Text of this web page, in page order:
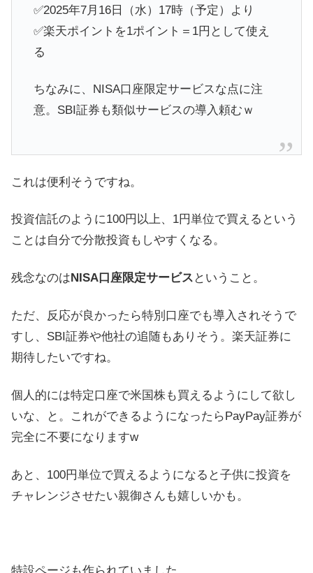
✅2025年7月16日（水）17時（予定）より
✅楽天ポイントを1ポイント＝1円として使え
る
ちなみに、NISA口座限定サービスな点に注
意。SBI証券も類似サービスの導入頼むｗ
これは便利そうですね。
投資信託のように100円以上、1円単位で買えるという
ことは自分で分散投資もしやすくなる。
残念なのは NISA口座限定サービス ということ。
ただ、反応が良かったら特別口座でも導入されそうで
すし、SBI証券や他社の追随もありそう。楽天証券に
期待したいですね。
個人的には特定口座で米国株も買えるようにして欲し
いな、と。これができるようになったらPayPay証券が
完全に不要になりますw
あと、100円単位で買えるようになると子供に投資を
チャレンジさせたい親御さんも嬉しいかも。